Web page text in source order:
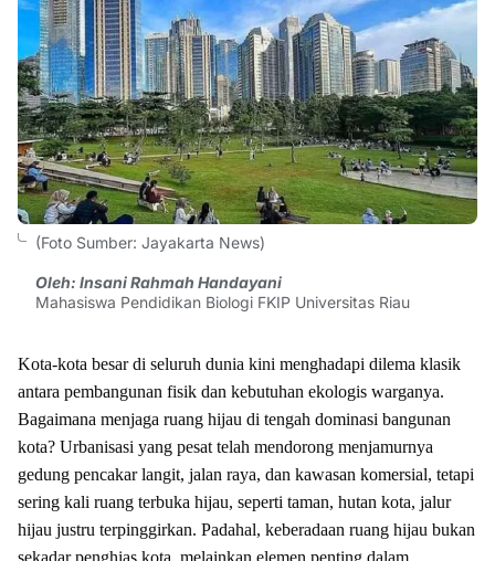
(Foto Sumber: Jayakarta News)
Oleh: Insani Rahmah Handayani
Mahasiswa Pendidikan Biologi FKIP Universitas Riau
Kota-kota besar di seluruh dunia kini menghadapi dilema klasik
antara pembangunan fisik dan kebutuhan ekologis warganya.
Bagaimana menjaga ruang hijau di tengah dominasi bangunan
kota? Urbanisasi yang pesat telah mendorong menjamurnya
gedung pencakar langit, jalan raya, dan kawasan komersial, tetapi
sering kali ruang terbuka hijau, seperti taman, hutan kota, jalur
hijau justru terpinggirkan. Padahal, keberadaan ruang hijau bukan
sekadar penghias kota, melainkan elemen penting dalam